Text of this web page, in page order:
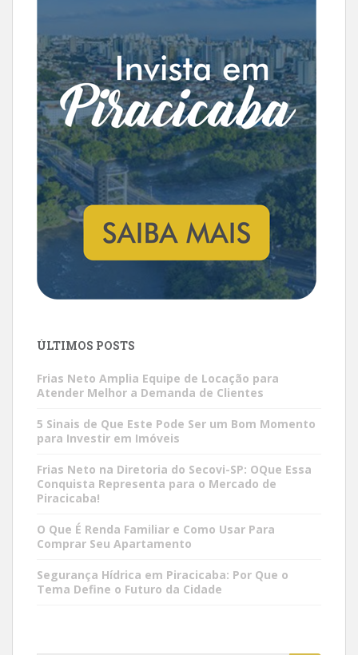
ÚLTIMOS POSTS
Frias Neto Amplia Equipe de Locação para
Atender Melhor a Demanda de Clientes
5 Sinais de Que Este Pode Ser um Bom Momento
para Investir em Imóveis
Frias Neto na Diretoria do Secovi-SP: OQue Essa
Conquista Representa para o Mercado de
Piracicaba!
O Que É Renda Familiar e Como Usar Para
Comprar Seu Apartamento
Segurança Hídrica em Piracicaba: Por Que o
Tema Define o Futuro da Cidade